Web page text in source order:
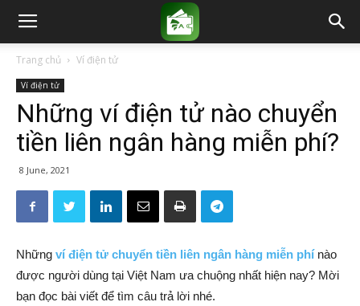
Trang chủ Ví điện tử
Ví điện tử
Những ví điện tử nào chuyển
tiền liên ngân hàng miễn phí?
8 June, 2021
Những ví điện tử chuyển tiền liên ngân hàng miễn phínào
được người dùng tại Việt Nam ưa chuộng nhất hiện nay? Mời
bạn đọc bài viết để tìm câu trả lời nhé.